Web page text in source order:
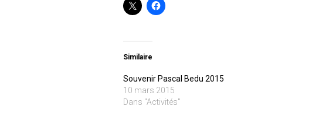
Similaire
Souvenir Pascal Bedu 2015
10 mars 2015
Dans "Activités"